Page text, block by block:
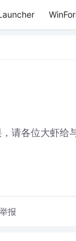
请各位大虾给
举报